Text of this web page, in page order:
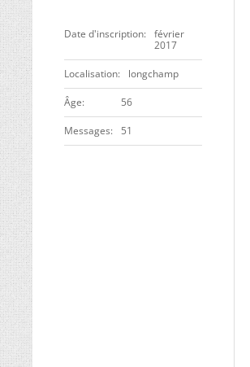
Date d'inscription
février
2017
Localisation longchamp
ge 56
Messages 51